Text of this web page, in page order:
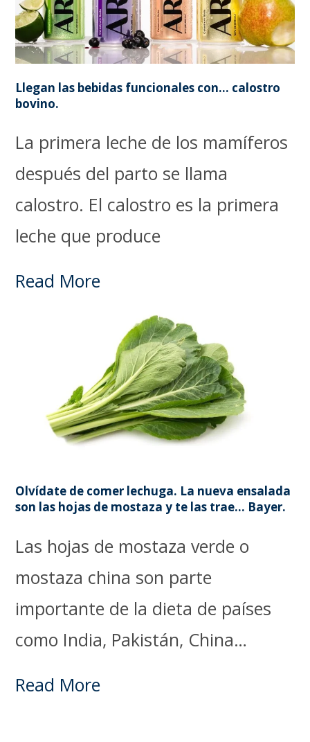
Llegan las bebidas funcionales con… calostro
bovino.
La primera leche de los mamíferos
después del parto se llama
calostro. El calostro es la primera
leche que produce
Read More
Olvídate de comer lechuga. La nueva ensalada
son las hojas de mostaza y te las trae… Bayer.
Las hojas de mostaza verde o
mostaza china son parte
importante de la dieta de países
como India, Pakistán, China…
Read More